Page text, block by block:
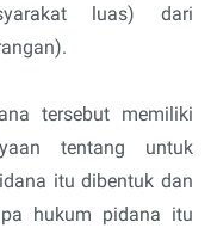
luas) dari
tersebut memiliki
tentang untuk
itu dibentuk dan
hukum pidana itu